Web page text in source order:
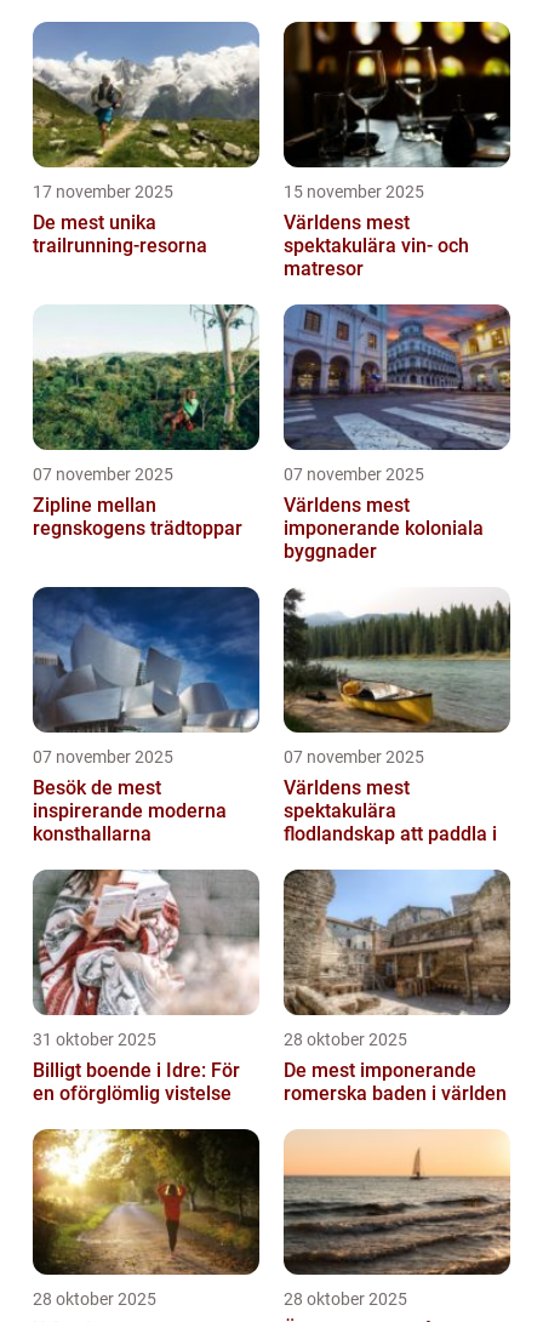
17 november 2025
De mest unika
trailrunning-resorna
15 november 2025
Världens mest
spektakulära vin- och
matresor
07 november 2025
Zipline mellan
regnskogens trädtoppar
07 november 2025
Världens mest
imponerande koloniala
byggnader
07 november 2025
Besök de mest
inspirerande moderna
konsthallarna
07 november 2025
Världens mest
spektakulära
flodlandskap att paddla i
31 oktober 2025
Billigt boende i Idre: För
en oförglömlig vistelse
28 oktober 2025
De mest imponerande
romerska baden i världen
28 oktober 2025 28 oktober 2025